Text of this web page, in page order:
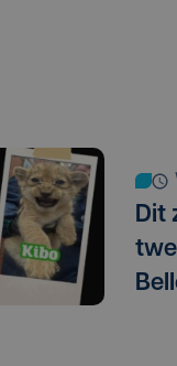
Dit